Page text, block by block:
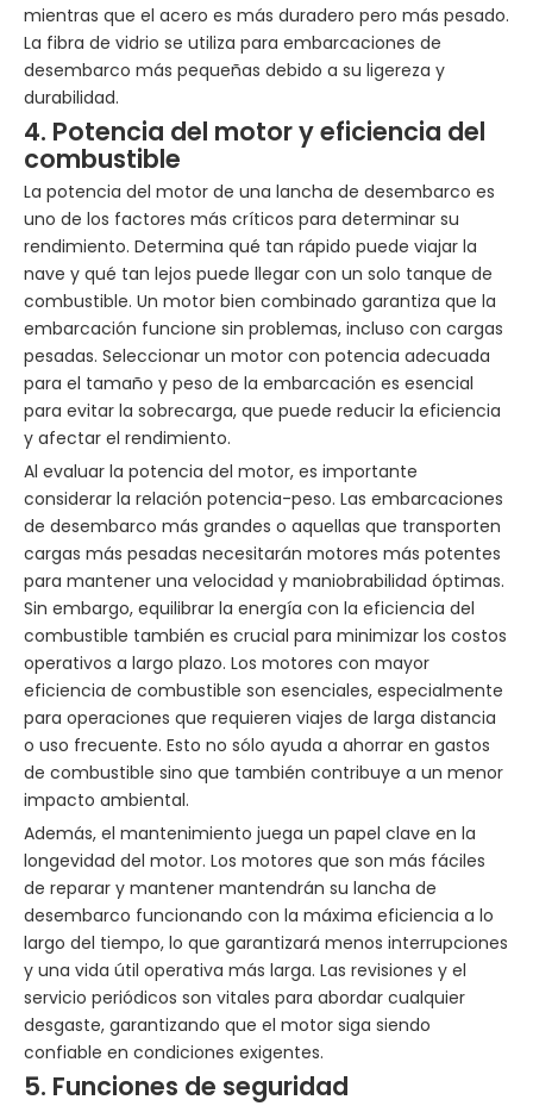
mientras que el acero es más duradero pero más pesado.
La fibra de vidrio se utiliza para embarcaciones de
desembarco más pequeñas debido a su ligereza y
durabilidad.
4. Potencia del motor y eficiencia del
combustible
La potencia del motor de una lancha de desembarco es
uno de los factores más críticos para determinar su
rendimiento. Determina qué tan rápido puede viajar la
nave y qué tan lejos puede llegar con un solo tanque de
combustible. Un motor bien combinado garantiza que la
embarcación funcione sin problemas, incluso con cargas
pesadas. Seleccionar un motor con potencia adecuada
para el tamaño y peso de la embarcación es esencial
para evitar la sobrecarga, que puede reducir la eficiencia
y afectar el rendimiento.
Al evaluar la potencia del motor, es importante
considerar la relación potencia-peso. Las embarcaciones
de desembarco más grandes o aquellas que transporten
cargas más pesadas necesitarán motores más potentes
para mantener una velocidad y maniobrabilidad óptimas.
Sin embargo, equilibrar la energía con la eficiencia del
combustible también es crucial para minimizar los costos
operativos a largo plazo. Los motores con mayor
eficiencia de combustible son esenciales, especialmente
para operaciones que requieren viajes de larga distancia
o uso frecuente. Esto no sólo ayuda a ahorrar en gastos
de combustible sino que también contribuye a un menor
impacto ambiental.
Además, el mantenimiento juega un papel clave en la
longevidad del motor. Los motores que son más fáciles
de reparar y mantener mantendrán su lancha de
desembarco funcionando con la máxima eficiencia a lo
largo del tiempo, lo que garantizará menos interrupciones
y una vida útil operativa más larga. Las revisiones y el
servicio periódicos son vitales para abordar cualquier
desgaste, garantizando que el motor siga siendo
confiable en condiciones exigentes.
5. Funciones de seguridad